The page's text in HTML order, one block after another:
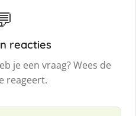
reacties
je een vraag? Wees de
reageert.